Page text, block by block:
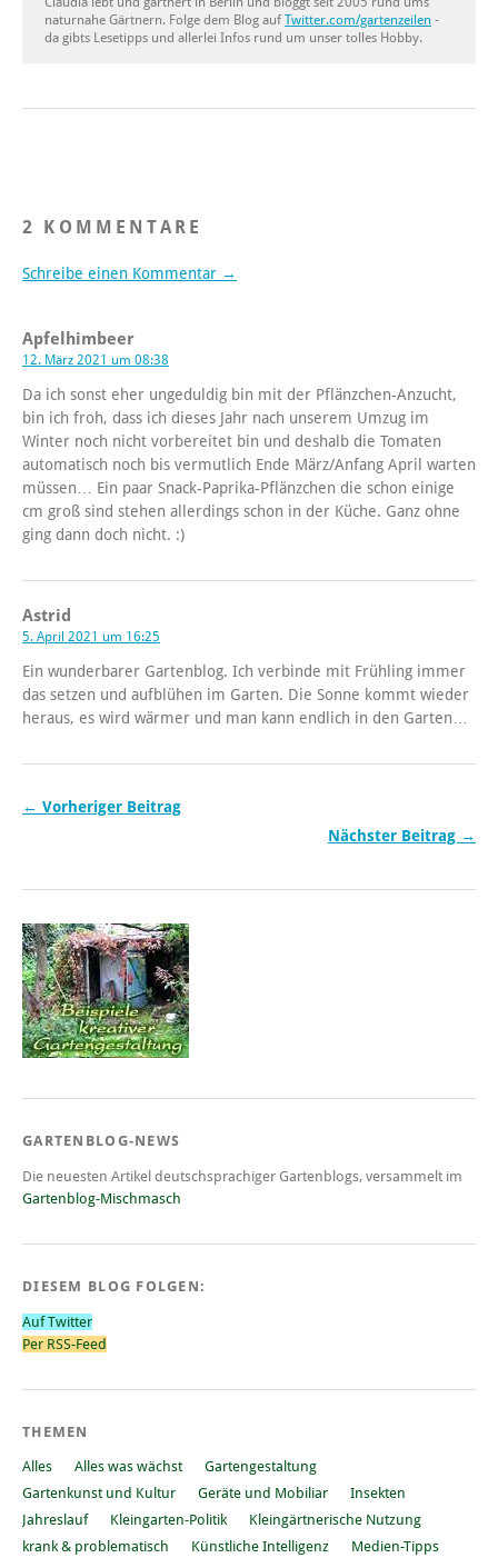
naturnahe Gärtnern. Folge dem Blog aufTwitter.com/gartenzeilen -
da gibts Lesetipps und allerlei Infos rund um unser tolles Hobby.
2 KOMMENTARE
Schreibe einen Kommentar →
Apfelhimbeer
12. März 2021 um 08:38
Da ich sonst eher ungeduldig bin mit der Pflänzchen-Anzucht,
bin ich froh, dass ich dieses Jahr nach unserem Umzug im
Winter noch nicht vorbereitet bin und deshalb die Tomaten
automatisch noch bis vermutlich Ende März/Anfang April warten
müssen… Ein paar Snack-Paprika-Pflänzchen die schon einige
cm groß sind stehen allerdings schon in der Küche. Ganz ohne
ging dann doch nicht. :)
Astrid
5. April 2021 um 16:25
Ein wunderbarer Gartenblog. Ich verbinde mit Frühling immer
das setzen und aufblühen im Garten. Die Sonne kommt wieder
heraus, es wird wärmer und man kann endlich in den Garten…
← Vorheriger Beitrag
Nächster Beitrag →
GARTENBLOG-NEWS
Die neuesten Artikel deutschsprachiger Gartenblogs, versammelt im
Gartenblog-Mischmasch
DIESEM BLOG FOLGEN:
Auf Twitter
Per RSS-Feed
THEMEN
Alles Alles was wächst
Gartengestaltung
Gartenkunst und Kultur
Geräte und Mobiliar
Insekten
Jahreslauf
Kleingarten-Politik
Kleingärtnerische Nutzung
krank & problematisch
Künstliche Intelligenz
Medien-Tipps